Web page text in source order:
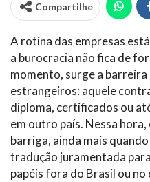
Compartilhe
A rotina das empresas
a burocracia não fica de
momento, surge a
estrangeiros: aquele
diploma, certificados ou
em outro país. Nessa
barriga, ainda mais
tradução juramentada
papéis fora do Brasil ou